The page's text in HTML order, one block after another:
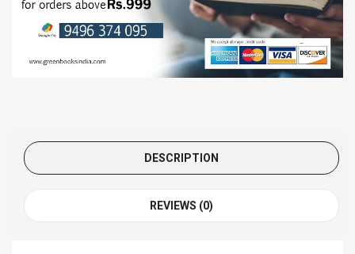
DESCRIPTION
REVIEWS (0)